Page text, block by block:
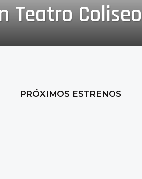
Teatro Coliseo
PRÓXIMOS ESTRENOS